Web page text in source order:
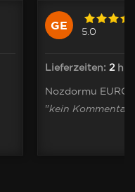
GE 5.0
Lieferzeiten: 2 h
Nozdormu EURO
"kein Kommentar